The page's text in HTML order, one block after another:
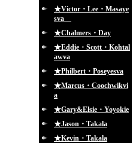
★Victor・Lee・Masaye
sva
★Chalmers・Day
★Eddie・Scott・Kohtal
awva
★Philbert・Poseyesva
★Marcus・Coochwikvi
a
★Gary&Elsie・Yoyokie
★Jason・Takala
★Kevin・Takala